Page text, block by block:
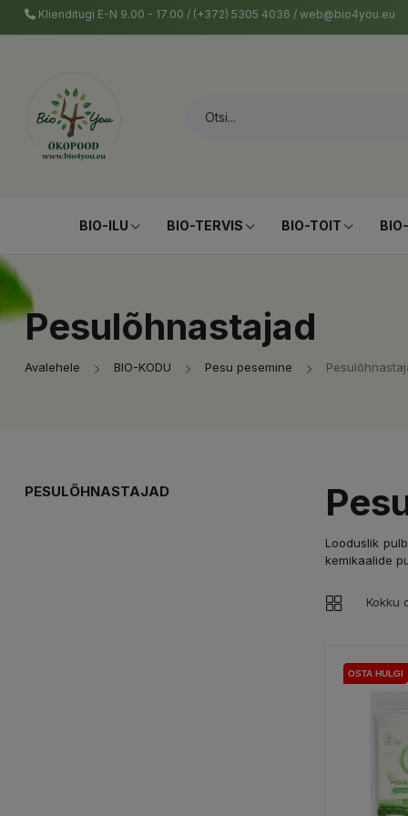
Klienditugi E-N 9.00 - 17.00 / (+372) 5305 4036 / web@bio4you.eu
BIO-ILU BIO-TERVIS BIO-TOIT
Pesulõhnastajad
Avalehele BIO-KODU Pesu pesemine
PESULÕHNASTAJAD
Looduslik
kemikaalide
Kokku
OSTA HULGI
OSTA HULGI
OSTA HULGI